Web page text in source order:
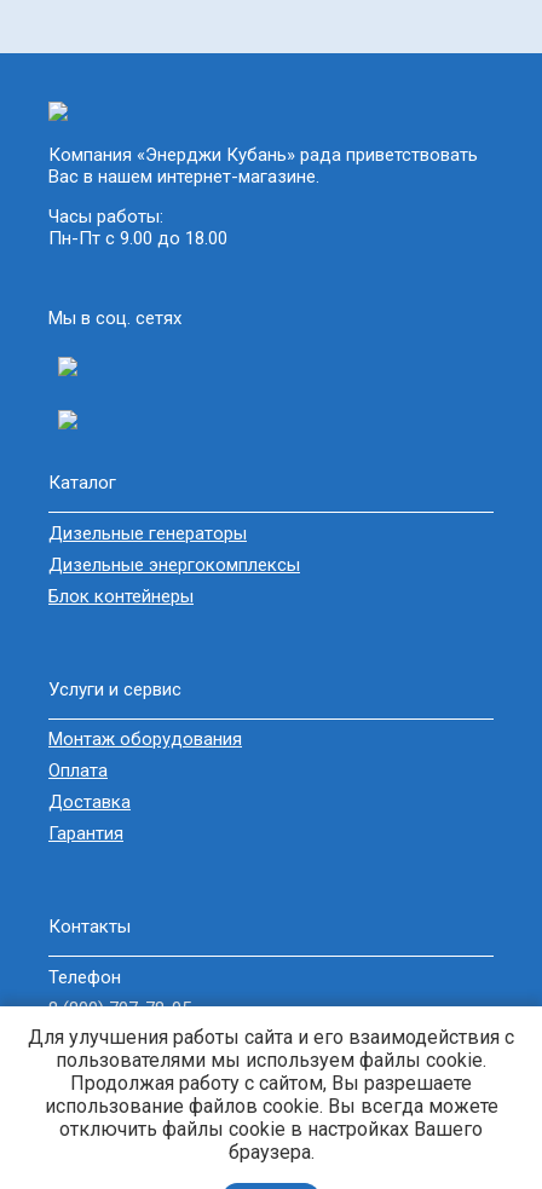
Компания «Энерджи Кубань» рада приветствовать
Вас в нашем интернет-магазине.
Часы работы:
Пн-Пт с 9.00 до 18.00
Мы в соц. сетях
Каталог
Дизельные генераторы
Дизельные энергокомплексы
Блок контейнеры
Услуги и сервис
Монтаж оборудования
Оплата
Доставка
Гарантия
Контакты
Телефон
8 (800) 707-78-05
sell@zavodgeneratorov.ru
ОБРАТНЫЙ ЗВОНОК
Генераторы и электростанции. © 2013-2026 Энерджи-Кубань. |
Для улучшения работы сайта и его взаимодействия с
пользователями мы используем файлы cookie.
Продолжая работу с сайтом, Вы разрешаете
использование файлов cookie. Вы всегда можете
отключить файлы cookie в настройках Вашего
браузера.